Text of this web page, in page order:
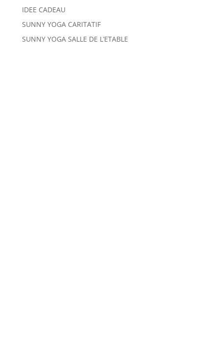
IDEE CADEAU
SUNNY YOGA CARITATIF
SUNNY YOGA SALLE DE L’ETABLE